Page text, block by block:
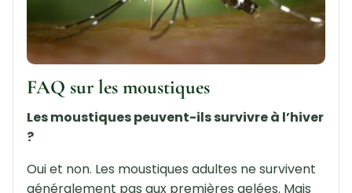
FAQ sur les moustiques
Les moustiques peuvent-ils survivre à l’hiver
?
Oui et non. Les moustiques adultes ne survivent
généralement pas aux premières gelées. Mais